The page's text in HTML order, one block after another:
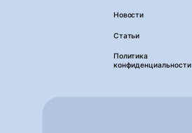
Новости
Статьи
Политика
конфиденциальности